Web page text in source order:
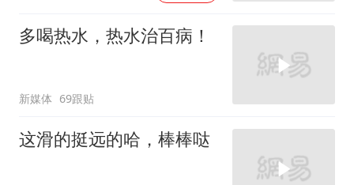
多喝热水，热水治百病！
新媒体 69跟贴
这滑的挺远的哈，棒棒哒